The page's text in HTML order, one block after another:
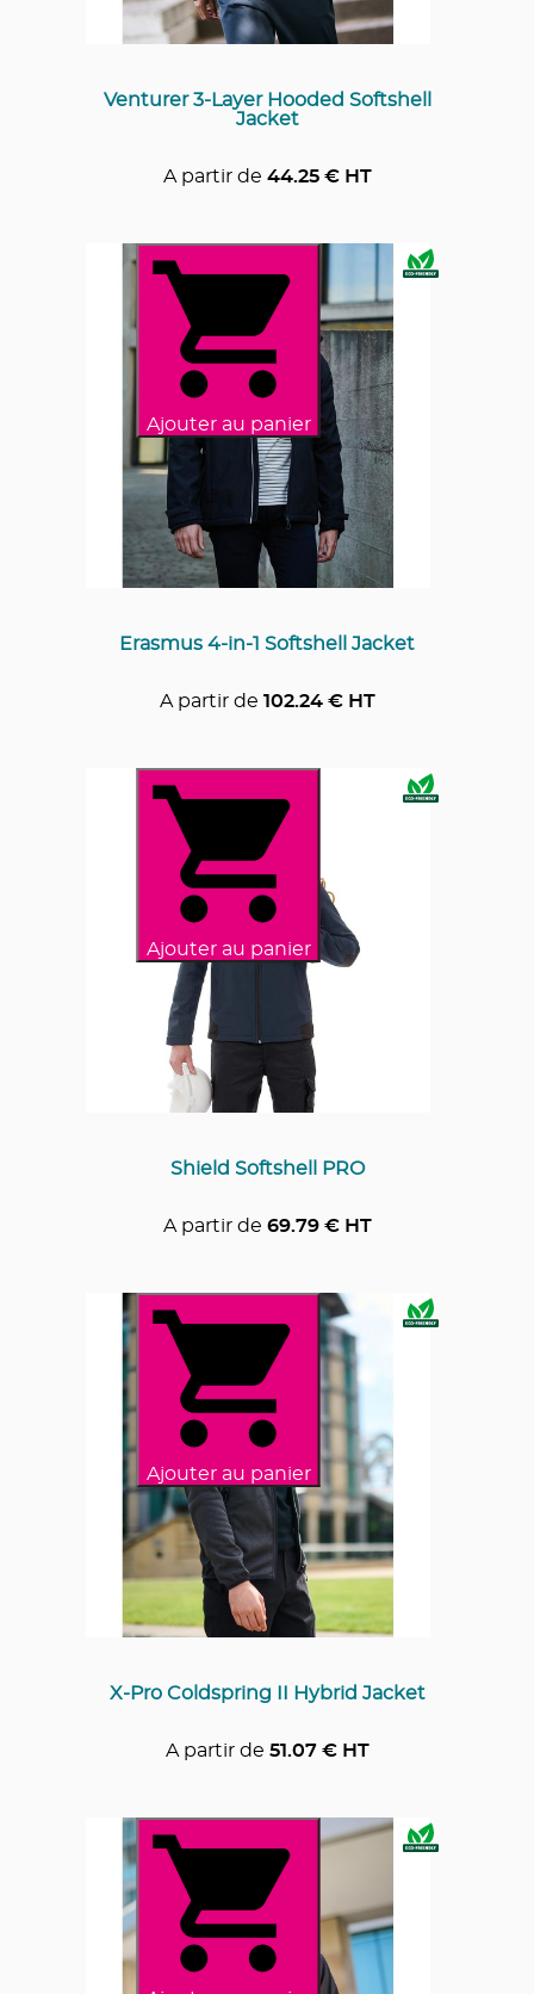
Venturer 3-Layer Hooded Softshell
Jacket
A partir de 44.25€ HT
Ajouter au panier
Erasmus 4-in-1 Softshell Jacket
A partir de 102.24€ HT
Ajouter au panier
Shield Softshell PRO
A partir de 69.79€ HT
Ajouter au panier
X-Pro Coldspring II Hybrid Jacket
A partir de 51.07€ HT